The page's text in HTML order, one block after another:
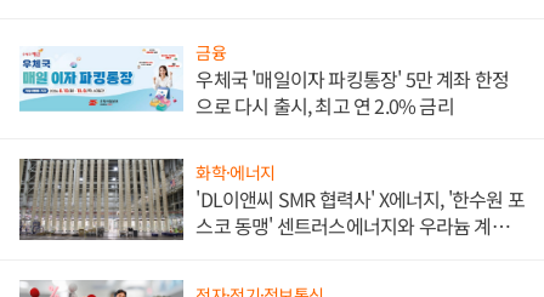
금융
우체국 '매일이자 파킹통장' 5만 계좌 한정
으로 다시 출시, 최고 연 2.0% 금리
화학·에너지
'DL이앤씨 SMR 협력사' X에너지, '한수원 포
스코 동맹' 센트러스에너지와 우라늄 계약